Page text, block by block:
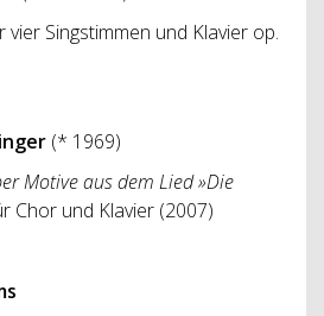
Singstimmen und Klavier op.
(* 1969)
Motive aus dem Lied »Die
Chor und Klavier (2007)